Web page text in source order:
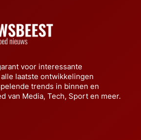
voor interessante
laatste ontwikkelingen
trends in binnen en
van Media, Tech, Sport en meer.